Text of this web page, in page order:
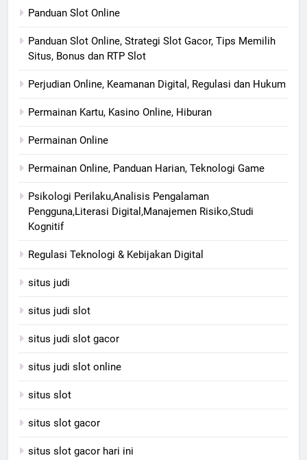
Panduan Slot Online
Panduan Slot Online, Strategi Slot Gacor, Tips Memilih
Situs, Bonus dan RTP Slot
Perjudian Online, Keamanan Digital, Regulasi dan Hukum
Permainan Kartu, Kasino Online, Hiburan
Permainan Online
Permainan Online, Panduan Harian, Teknologi Game
Psikologi Perilaku,Analisis Pengalaman
Pengguna,Literasi Digital,Manajemen Risiko,Studi
Kognitif
Regulasi Teknologi & Kebijakan Digital
situs judi
situs judi slot
situs judi slot gacor
situs judi slot online
situs slot
situs slot gacor
situs slot gacor hari ini